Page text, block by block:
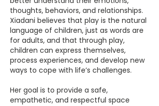
thoughts, behaviors, and relationships.
Xiadani believes that play is the natural
language of children, just as words are
for adults, and that through play,
children can express themselves,
process experiences, and develop new
ways to cope with life’s challenges.
Her goal is to provide a safe,
empathetic, and respectful space